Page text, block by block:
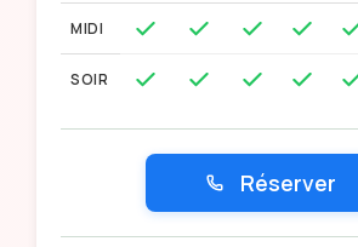
MIDI
SOIR
Réserver